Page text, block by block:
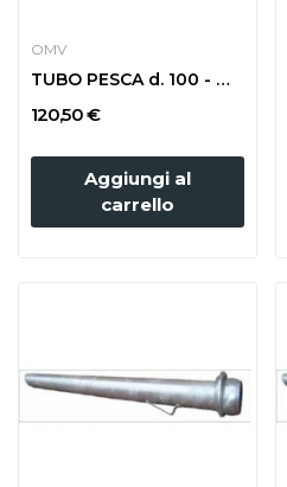
OMV
TUBO PESCA d. 100 - m 3 CON SFERA
120,50 €
Aggiungi al
carrello